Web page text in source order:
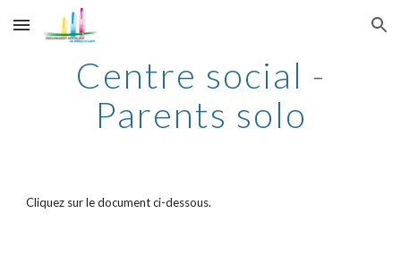
Skip to main content Skip to navigation
Centre social -
Parents solo
Cliquez sur le document ci-dessous.